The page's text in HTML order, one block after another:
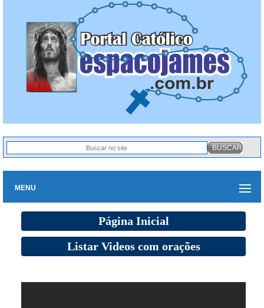
MENU
Página Inicial
Listar Videos com orações